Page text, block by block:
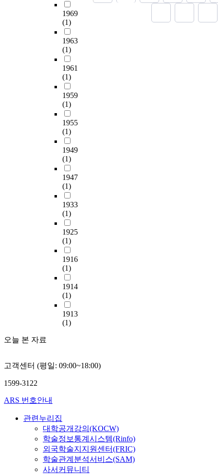
1969
(1)
1963
(1)
1961
(1)
1959
(1)
1955
(1)
1949
(1)
1947
(1)
1933
(1)
1925
(1)
1916
(1)
1914
(1)
1913
(1)
오늘 본 자료
고객센터 (평일: 09:00~18:00)
1599-3122
ARS 번호안내
관련누리집
대학공개강의(KOCW)
학술정보통계시스템(Rinfo)
외국학술지지원센터(FRIC)
학술관계분석서비스(SAM)
사서커뮤니티